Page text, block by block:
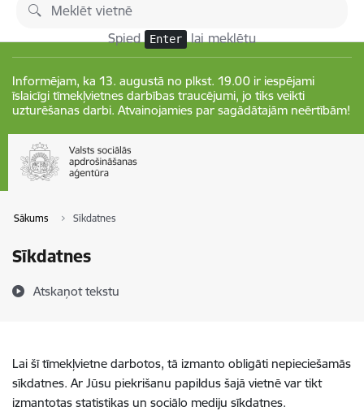
Pāriet uz lapas saturu
Spied Enter lai meklētu
Informējam, ka 13. augustā no plkst. 19.00 ir iespējami
īslaicīgi tīmekļvietnes darbības traucējumi, jo tiks veikti
uzturēšanas darbi. Atvainojamies par sagādātajām neērtībām!
Sākums Sīkdatnes
Sīkdatnes
Atskaņot tekstu
Lai šī tīmekļvietne darbotos, tā izmanto obligāti nepieciešamās
sīkdatnes. Ar Jūsu piekrišanu papildus šajā vietnē var tikt
izmantotas statistikas un sociālo mediju sīkdatnes.